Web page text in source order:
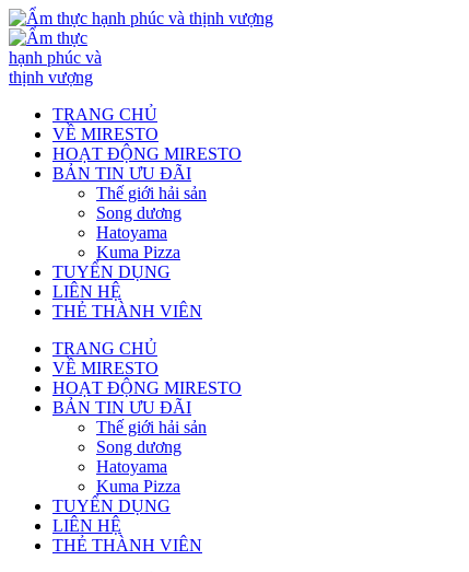
TRANG CHỦ
VỀ MIRESTO
HOẠT ĐỘNG MIRESTO
BẢN TIN ƯU ĐÃI
Thế giới hải sản
Song dương
Hatoyama
Kuma Pizza
TUYỂN DỤNG
LIÊN HỆ
THẺ THÀNH VIÊN
TRANG CHỦ
VỀ MIRESTO
HOẠT ĐỘNG MIRESTO
BẢN TIN ƯU ĐÃI
Thế giới hải sản
Song dương
Hatoyama
Kuma Pizza
TUYỂN DỤNG
LIÊN HỆ
THẺ THÀNH VIÊN